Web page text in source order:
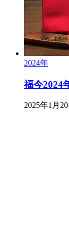
2024年
福今2024
2025年1月20